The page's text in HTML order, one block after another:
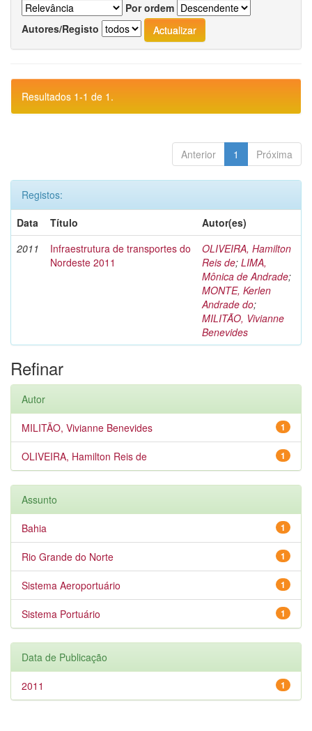
Por ordem
Autores/Registo
Resultados 1-1 de 1.
Anterior 1 Próxima
Registos:
Data
Título
Autor(es)
2011
Infraestrutura de transportes do
Nordeste 2011
OLIVEIRA, Hamilton
Reis de; LIMA,
Mônica de Andrade;
MONTE, Kerlen
Andrade do;
MILITÃO, Vivianne
Benevides
Refinar
Autor
1
MILITÃO, Vivianne Benevides
1
OLIVEIRA, Hamilton Reis de
Assunto
1
Bahia
1
Rio Grande do Norte
1
Sistema Aeroportuário
1
Sistema Portuário
Data de Publicação
1
2011